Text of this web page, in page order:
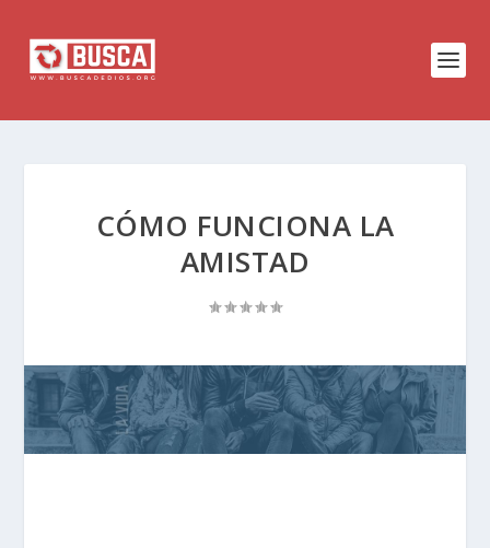
CÓMO FUNCIONA LA
AMISTAD